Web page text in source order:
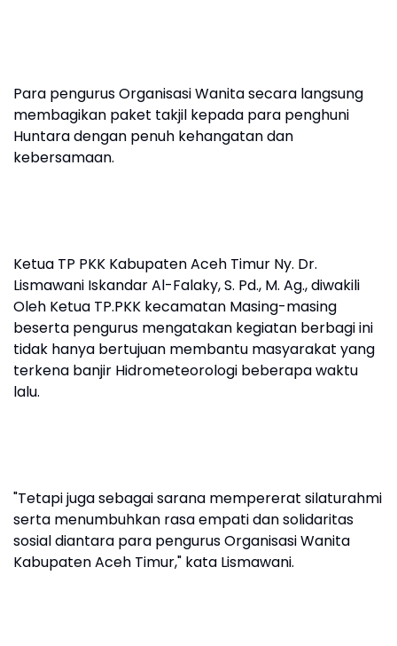
Para pengurus Organisasi Wanita secara langsung
membagikan paket takjil kepada para penghuni
Huntara dengan penuh kehangatan dan
kebersamaan.
Ketua TP PKK Kabupaten Aceh Timur Ny. Dr.
Lismawani Iskandar Al-Falaky, S. Pd., M. Ag., diwakili
Oleh Ketua TP.PKK kecamatan Masing-masing
beserta pengurus mengatakan kegiatan berbagi ini
tidak hanya bertujuan membantu masyarakat yang
terkena banjir Hidrometeorologi beberapa waktu
lalu.
"Tetapi juga sebagai sarana mempererat silaturahmi
serta menumbuhkan rasa empati dan solidaritas
sosial diantara para pengurus Organisasi Wanita
Kabupaten Aceh Timur," kata Lismawani.